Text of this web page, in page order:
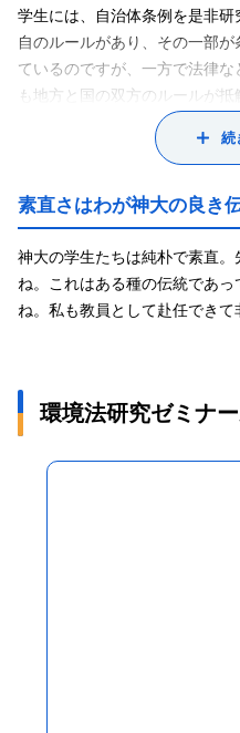
私の担当するゼミナールでは
が幸せに暮らしていく条件とし
しています。たとえば卒業後
たいという人は大歓迎です。
ては、職員さんたちに政策法
ミの学生には、法的素養を身
学生には、自治体条例を是非
自のルールがあり、その一部
ているのですが、一方で法律
も地方と国の双方のルールが
の場合、地方のルールを排除
けていいのか・・。こうした
私の研究フィールドは、行政法
政法です。行政法は法律学の
で早くに始まったものです。
政法の影響を受けています。
ても、ダイレクトには参考にな
続
素直さはわが神大の良き
神大の学生たちは純朴で素直
ね。これはある種の伝統であ
ね。私も教員として赴任できて
環境法研究ゼミナ